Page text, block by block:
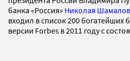
банка «Россия» Николая
входил в список 200 богатейших
версии Forbes в 2011 году с